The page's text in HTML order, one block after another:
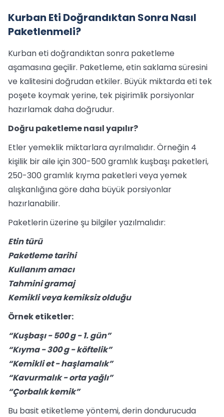
Kurban Eti Doğrandıktan Sonra Nasıl
Paketlenmeli?
Kurban eti doğrandıktan sonra paketleme
aşamasına geçilir. Paketleme, etin saklama süresini
ve kalitesini doğrudan etkiler. Büyük miktarda eti tek
poşete koymak yerine, tek pişirimlik porsiyonlar
hazırlamak daha doğrudur.
Doğru paketleme nasıl yapılır?
Etler yemeklik miktarlara ayrılmalıdır. Örneğin 4
kişilik bir aile için 300-500 gramlık kuşbaşı paketleri,
250-300 gramlık kıyma paketleri veya yemek
alışkanlığına göre daha büyük porsiyonlar
hazırlanabilir.
Paketlerin üzerine şu bilgiler yazılmalıdır:
Etin türü
Paketleme tarihi
Kullanım amacı
Tahmini gramaj
Kemikli veya kemiksiz olduğu
Örnek etiketler:
“Kuşbaşı - 500 g - 1. gün”
“Kıyma - 300 g - köftelik”
“Kemikli et - haşlamalık”
“Kavurmalık - orta yağlı”
“Çorbalık kemik”
Bu basit etiketleme yöntemi, derin dondurucuda